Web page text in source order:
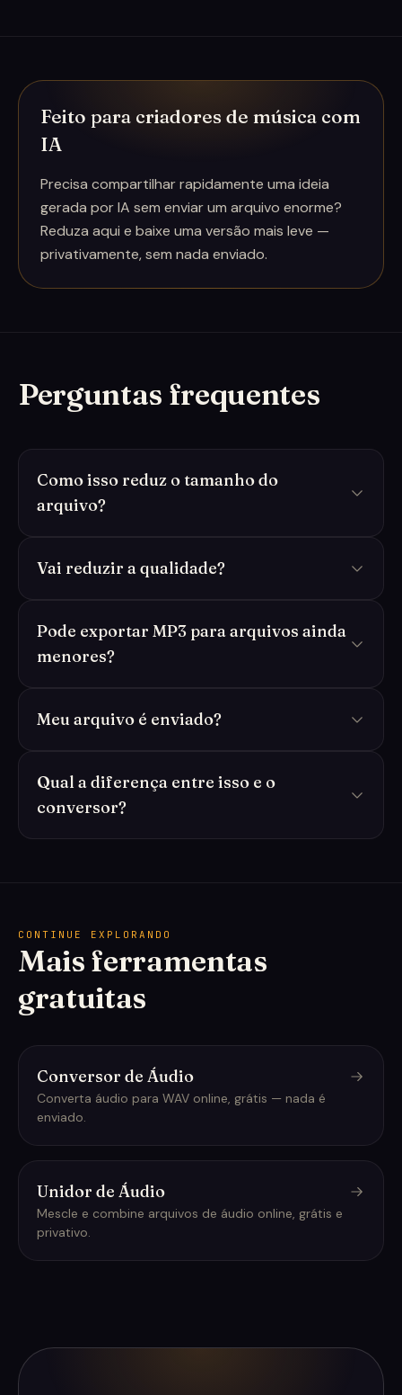
Feito para criadores de música com
IA
Precisa compartilhar rapidamente uma ideia
gerada por IA sem enviar um arquivo enorme?
Reduza aqui e baixe uma versão mais leve —
privativamente, sem nada enviado.
Perguntas frequentes
Como isso reduz o tamanho do
arquivo?
Vai reduzir a qualidade?
Pode exportar MP3 para arquivos ainda
menores?
Meu arquivo é enviado?
Qual a diferença entre isso e o
conversor?
CONTINUE EXPLORANDO
Mais ferramentas
gratuitas
Conversor de Áudio
Converta áudio para WAV online, grátis — nada é
enviado.
Unidor de Áudio
Mescle e combine arquivos de áudio online, grátis e
privativo.